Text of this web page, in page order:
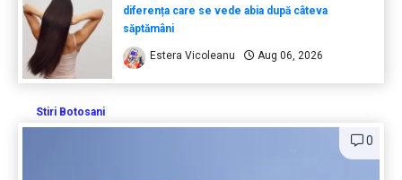
diferența care se vede abia după câteva
săptămâni
Estera Vicoleanu Aug 06, 2026
Stiri Botosani
0